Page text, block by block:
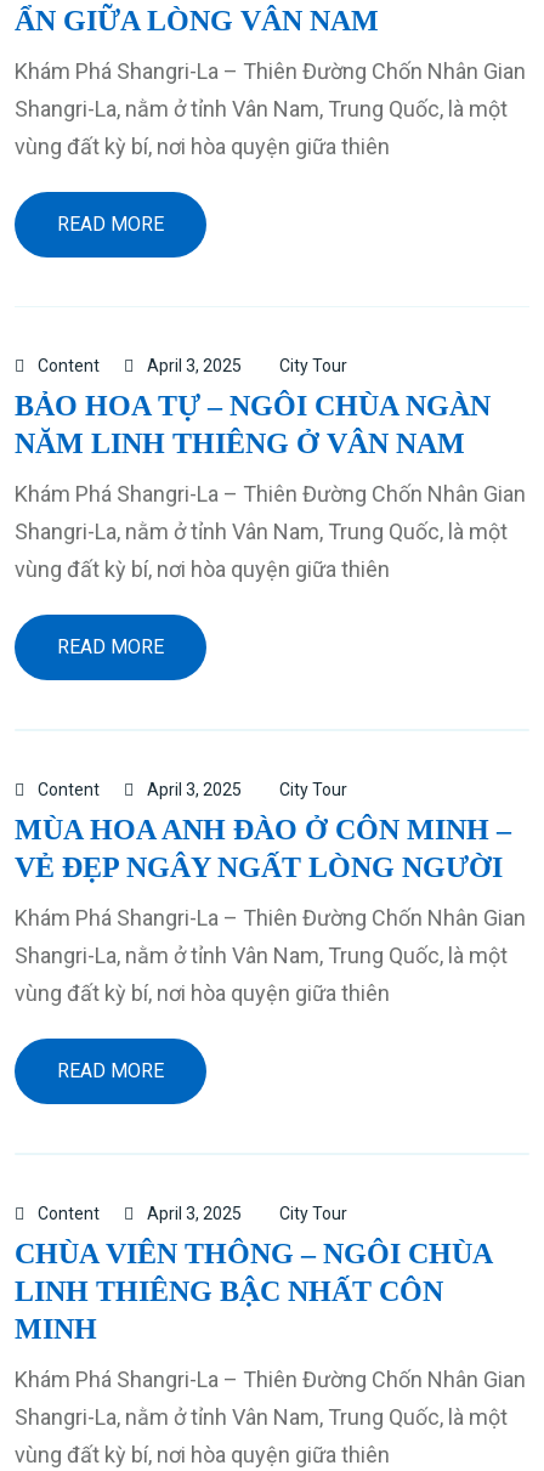
ẨN GIỮA LÒNG VÂN NAM
Khám Phá Shangri-La – Thiên Đường Chốn Nhân Gian
Shangri-La, nằm ở tỉnh Vân Nam, Trung Quốc, là một
vùng đất kỳ bí, nơi hòa quyện giữa thiên
READ MORE
Content April 3, 2025 City Tour
BẢO HOA TỰ – NGÔI CHÙA NGÀN
NĂM LINH THIÊNG Ở VÂN NAM
Khám Phá Shangri-La – Thiên Đường Chốn Nhân Gian
Shangri-La, nằm ở tỉnh Vân Nam, Trung Quốc, là một
vùng đất kỳ bí, nơi hòa quyện giữa thiên
READ MORE
Content April 3, 2025 City Tour
MÙA HOA ANH ĐÀO Ở CÔN MINH –
VẺ ĐẸP NGÂY NGẤT LÒNG NGƯỜI
Khám Phá Shangri-La – Thiên Đường Chốn Nhân Gian
Shangri-La, nằm ở tỉnh Vân Nam, Trung Quốc, là một
vùng đất kỳ bí, nơi hòa quyện giữa thiên
READ MORE
Content April 3, 2025 City Tour
CHÙA VIÊN THÔNG – NGÔI CHÙA
LINH THIÊNG BẬC NHẤT CÔN
MINH
Khám Phá Shangri-La – Thiên Đường Chốn Nhân Gian
Shangri-La, nằm ở tỉnh Vân Nam, Trung Quốc, là một
vùng đất kỳ bí, nơi hòa quyện giữa thiên